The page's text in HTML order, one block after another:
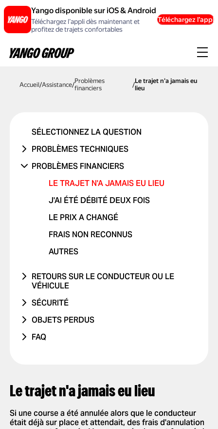
Yango disponible sur iOS & Android
Téléchargez l’appli dès maintenant et
profitez de trajets confortables
Téléchargez l’appli
Accueil/Assistance/Problèmes
financiers
/Le trajet n'a jamais eu
lieu
SÉLECTIONNEZ LA QUESTION
PROBLÈMES TECHNIQUES
CONNEXION
PROBLÈME AVEC UN CODE
PROMOTIONNEL
PROBLÈMES DE CARTE BANCAIRE
COURSES
AUTRE PROBLÈME
PROBLÈMES FINANCIERS
LE TRAJET N'A JAMAIS EU LIEU
J'AI ÉTÉ DÉBITÉ DEUX FOIS
LE PRIX A CHANGÉ
FRAIS NON RECONNUS
AUTRES
RETOURS SUR LE CONDUCTEUR OU LE
VÉHICULE
AUTRES
SÉCURITÉ
LA ROUTE
OBJETS PERDUS
FAQ
COMPTE
AJOUTER OU SUPPRIMER DES
CARTES
AUTORISER LES NOTIFICATIONS
COURSES
COMMANDER UNE COURSE
SÉLECTIONNER UN MODE DE
PAIEMENT
NOUVELLES FONCTIONNALITÉS
Le trajet n'a jamais eu lieu
Si une course a été annulée alors que le conducteur
était déjà sur place et attendait, des frais d'annulation